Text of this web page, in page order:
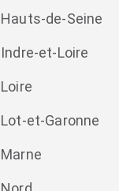
Hauts-de-Seine
Indre-et-Loire
Loire
Lot-et-Garonne
Marne